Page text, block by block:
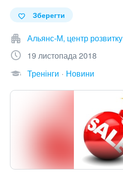
Зберегти
Альянс-М, центр розвитку
19 листопада 2018
Тренінги
Новини